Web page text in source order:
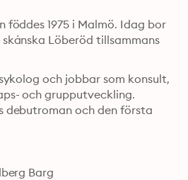
föddes 1975 i Malmö. Idag bor
Löberöd tillsammans
och jobbar som konsult,
och grupputveckling.
debutroman och den första
Barg